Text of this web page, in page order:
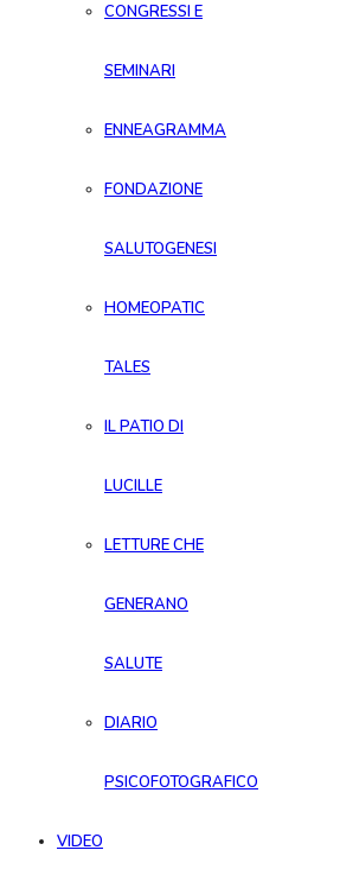
CONGRESSI E
SEMINARI
ENNEAGRAMMA
FONDAZIONE
SALUTOGENESI
HOMEOPATIC
TALES
IL PATIO DI
LUCILLE
LETTURE CHE
GENERANO
SALUTE
DIARIO
PSICOFOTOGRAFICO
VIDEO